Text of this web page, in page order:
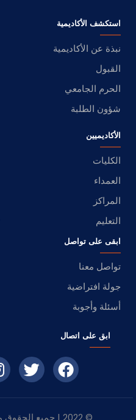
استكشف الأكاديمية
نبذة عن الأكاديمية
القبول
الحرم الجامعي
شؤون الطلبة
الأكاديميين
الكليات
العمداء
المراكز
التعليم
ابقى على تواصل
تواصل معنا
جولة افتراضية
أسئلة وأجوبة
ابق على اتصال
© 2022 | جميع الحقوق محفوظه